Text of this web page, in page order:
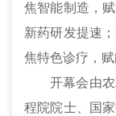
焦智能制造，
新药研发提速
焦特色诊疗，赋
开幕会由
程院院士、国